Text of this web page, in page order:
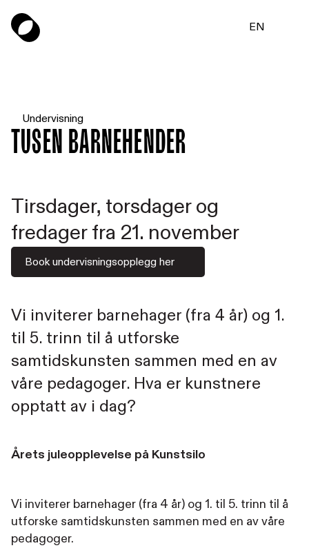
EN
Undervisning
Tusen barnehender
Tirsdager, torsdager og
fredager fra 21. november
Book undervisningsopplegg her
Vi inviterer barnehager (fra 4 år) og 1.
til 5. trinn til å utforske
samtidskunsten sammen med en av
våre pedagoger. Hva er kunstnere
opptatt av i dag?
Årets juleopplevelse på Kunstsilo
Vi inviterer barnehager (fra 4 år) og 1. til 5. trinn til å
utforske samtidskunsten sammen med en av våre
pedagoger.